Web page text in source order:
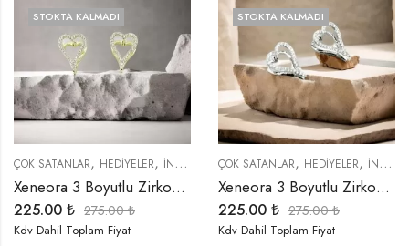
STOKTA KALMADI
ÇOK SATANLAR, HEDIYELER, İNDIRIMLI ÜRÜNLER ,KÜPELER,SEMBOLLER,
Xeneora 3 Boyutlu Zirkon Taşlı Gold Kalp Küpe
225.00 ₺ 275.00₺
Kdv Dahil Toplam Fiyat
STOKTA KALMADI
ÇOK SATANLAR, HEDIYELER, İNDIRIMLI ÜRÜNLER
Xeneora 3 Boyutlu Zirkon Taşlı Gümüş Renk Kalp Küpe
225.00 ₺ 275.00₺
Kdv Dahil Toplam Fiyat